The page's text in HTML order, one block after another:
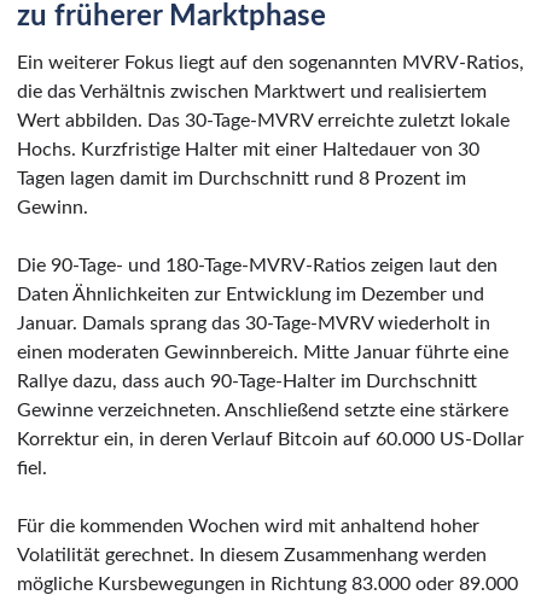
zu früherer Marktphase
Ein weiterer Fokus liegt auf den sogenannten MVRV-Ratios,
die das Verhältnis zwischen Marktwert und realisiertem
Wert abbilden. Das 30-Tage-MVRV erreichte zuletzt lokale
Hochs. Kurzfristige Halter mit einer Haltedauer von 30
Tagen lagen damit im Durchschnitt rund 8 Prozent im
Gewinn.
Die 90-Tage- und 180-Tage-MVRV-Ratios zeigen laut den
Daten Ähnlichkeiten zur Entwicklung im Dezember und
Januar. Damals sprang das 30-Tage-MVRV wiederholt in
einen moderaten Gewinnbereich. Mitte Januar führte eine
Rallye dazu, dass auch 90-Tage-Halter im Durchschnitt
Gewinne verzeichneten. Anschließend setzte eine stärkere
Korrektur ein, in deren Verlauf Bitcoin auf 60.000 US-Dollar
fiel.
Für die kommenden Wochen wird mit anhaltend hoher
Volatilität gerechnet. In diesem Zusammenhang werden
mögliche Kursbewegungen in Richtung 83.000 oder 89.000